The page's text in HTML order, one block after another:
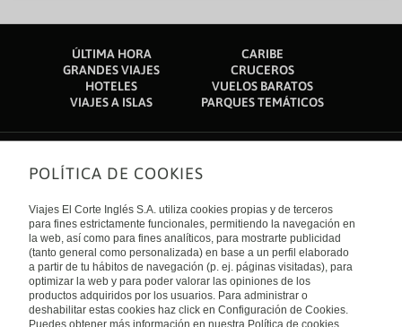
ÚLTIMA HORA
CARIBE
GRANDES VIAJES
CRUCEROS
HOTELES
VUELOS BARATOS
VIAJES A ISLAS
PARQUES TEMÁTICOS
Sobre nosotros
Quiénes somos
Financiación
Sostenibilidad
Turismo accesible
Tarjeta El Corte Inglés
Trabaja con nosotros
El Corte Inglés
Canal Ético
Enlaces de interés
Guías de viaje
Catálogos
Auto check-in
Condiciones Generales
Política de privacidad
Internacional
España
POLÍTICA DE COOKIES
Viajes El Corte Inglés S.A. utiliza cookies propias y de terceros
para fines estrictamente funcionales, permitiendo la navegación en
la web, así como para fines analíticos, para mostrarte publicidad
(tanto general como personalizada) en base a un perfil elaborado
a partir de tu hábitos de navegación (p. ej. páginas visitadas), para
optimizar la web y para poder valorar las opiniones de los
productos adquiridos por los usuarios. Para administrar o
deshabilitar estas cookies haz click en Configuración de Cookies.
Puedes obtener más información en nuestra Política de cookies.